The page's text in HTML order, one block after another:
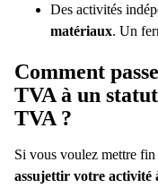
Des activités
matériaux. Un
Comment
TVA à un
TVA ?
Si vous voulez mettre fin
assujettir votre activité